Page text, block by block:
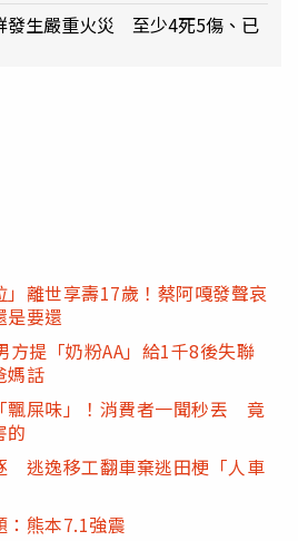
發生嚴重火災 至少4死5傷、已
」離世享壽17歲！蔡阿嘎發聲哀
要還
方提「奶粉AA」給1千8後失聯
媽話
飄屎味」！消費者一聞秒丟 竟
的
逃逸移工翻車棄逃田梗「人車
：熊本7.1強震